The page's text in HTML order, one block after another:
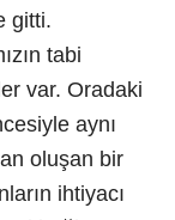
gitti.
tabi
var. Oradaki
aynı
oluşan bir
ihtiyacı